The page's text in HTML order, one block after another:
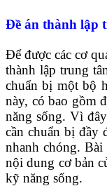
Đề án thành lập
Để được các cơ
thành lập trung
chuẩn bị một bộ
này, có bao gồm
năng sống. Vì
cần chuẩn bị đầy
nhanh chóng.
nội dung cơ bản
kỹ năng sống.